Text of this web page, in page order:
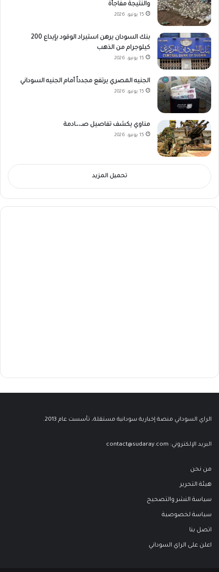
والنتيجة مفاجأة
15 يونيو، 2026
بنك السودان يرهن استيراد الوقود بإيداع 200
كيلوجرام من الذهب
15 يونيو، 2026
الجنيه المصري يرتفع مجدداً أمام الجنيه السوداني
15 يونيو، 2026
مناوي يكشف تفاصيل صـ،،ـادمة
15 يونيو، 2026
تحميل المزيد
الراي السوداني منصة إخبارية سودانية مستقلة، تأسست عام 2013.
البريد الإلكتروني: contact@sudaray.com
من نحن
هيئة التحرير
سياسة النشر والتصحيح
سياسة لخصوصية
اتصل بنا
اعلن على الراي السوداني